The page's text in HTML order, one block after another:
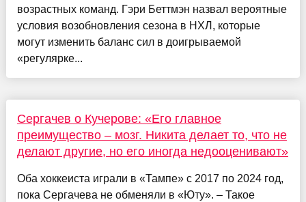
возрастных команд. Гэри Беттмэн назвал вероятные
условия возобновления сезона в НХЛ, которые
могут изменить баланс сил в доигрываемой
«регулярке...
Сергачев о Кучерове: «Его главное
преимущество – мозг. Никита делает то, что не
делают другие, но его иногда недооценивают»
Оба хоккеиста играли в «Тампе» с 2017 по 2024 год,
пока Сергачева не обменяли в «Юту». – Такое